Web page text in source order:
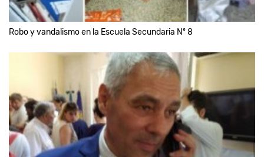
Robo y vandalismo en la Escuela Secundaria Nº 8